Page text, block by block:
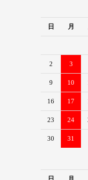
日
月
2 3
9 10
16 17
23 24
30 31